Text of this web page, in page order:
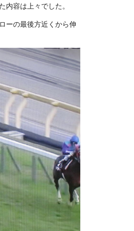
内容は上々でした。
ーの最後方近くから伸